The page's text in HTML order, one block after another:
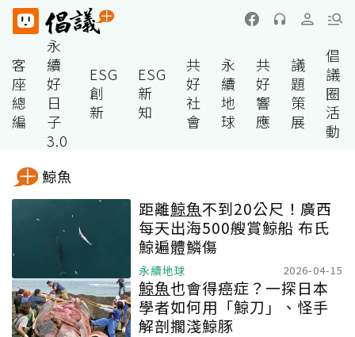
客
座
總
編
永
續
好
日
子
3.0
ESG
創
新
ESG
新
知
共
好
社
會
永
續
地
球
共
好
響
應
議
題
策
展
倡
議
圈
活
動
鯨魚
距離鯨魚不到20公尺！廣西
每天出海500艘賞鯨船 布氏
鯨遍體鱗傷
永續地球 2026-04-15
鯨魚也會得癌症？一探日本
學者如何用「鯨刀」、怪手
解剖擱淺鯨豚